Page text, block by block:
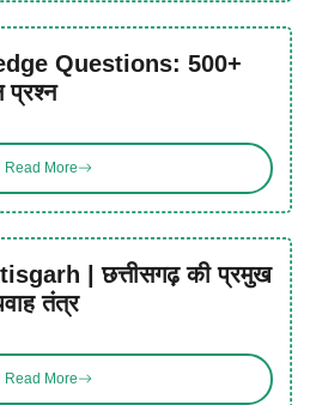
Questions: 500+
प्रश्न
Read More
| छत्तीसगढ़ की प्रमुख
तंत्र
Read More